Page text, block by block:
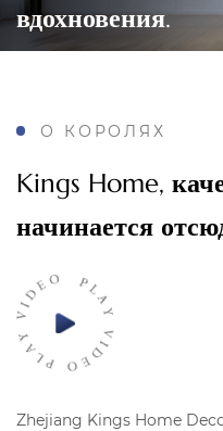
вдохновения.
О КОРОЛЯХ
Kings Home,
начинается
Zhejiang Kings Home